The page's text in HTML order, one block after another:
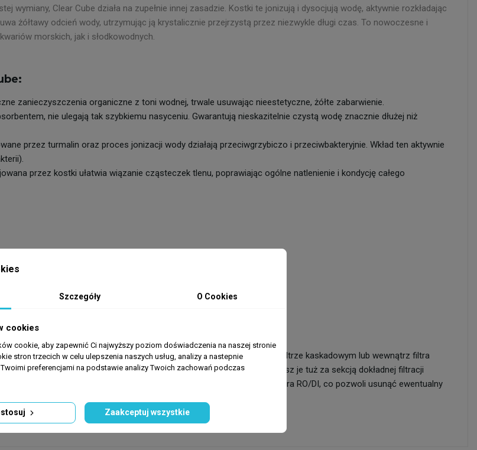
wymiany, Clear Cube działa na zupełnie innej zasadzie. Kostki te jonizują i dysocjują wodę, aktywnie rozkładając
żółtawy odcień wody, utrzymując ją krystalicznie przejrzystą przez niezwykle długi czas. To nowoczesne i
morskich, jak i słodkowodnych.
zanieczyszczenia organiczne z toni wodnej, trwale usuwając nieestetyczne, żółte zabarwienie.
nie ulegają tak szybkiemu nasyceniu. Gwarantują nieskazitelnie czystą wodę znacznie dłużej niż
przez turmalin oraz proces jonizacji wody działają przeciwgrzybiczo i przeciwbakteryjnie. Wkład ten aktywnie
przez kostki ułatwia wiązanie cząsteczek tlenu, poprawiając ogólne natlenienie i kondycję całego
w zbiorniku o pojemności do 400 litrów (1 kostka na 50 litrów wody).
o silnym, stałym przepływie wody – na przykład w komorze sumpa, filtrze kaskadowym lub wewnątrz filtra
pokryciu powierzchni przez lepki detrytus, upewnij się, że układasz je tuż za sekcją dokładnej filtracji
przed pierwszym użyciem delikatnie przepłukać kostki w wodzie z filtra RO/DI, co pozwoli usunąć ewentualny
Szczegóły O Cookies
cookies
cookie, aby zapewnić Ci najwyższy poziom doświadczenia na naszej stronie
stron trzecich w celu ulepszenia naszych usług, analizy a nastepnie
preferencjami na podstawie analizy Twoich zachowań podczas
Zaakceptuj wszystkie